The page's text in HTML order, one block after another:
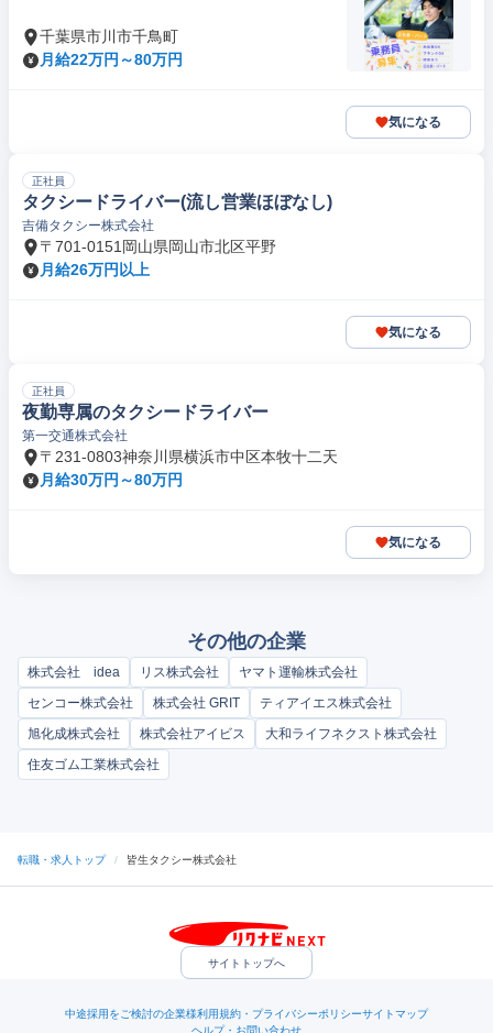
千葉県市川市千鳥町
月給22万円～80万円
気になる
正社員
タクシードライバー(流し営業ほぼなし)
吉備タクシー株式会社
〒701-0151岡山県岡山市北区平野
月給26万円以上
気になる
正社員
夜勤専属のタクシードライバー
第一交通株式会社
〒231-0803神奈川県横浜市中区本牧十二天
月給30万円～80万円
気になる
その他の企業
株式会社 idea リス株式会社
ヤマト運輸株式会社
センコー株式会社
株式会社 GRIT
ティアイエス株式会社
旭化成株式会社
株式会社アイビス
大和ライフネクスト株式会社
住友ゴム工業株式会社
転職・求人トップ / 皆生タクシー株式会社
サイトトップへ
中途採用をご検討の企業様利用規約・プライバシーポリシーサイトマップ
ヘルプ・お問い合わせ